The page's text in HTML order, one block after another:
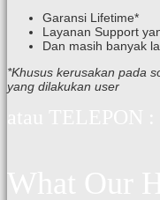
Garansi Lifetime*
Layanan Support
Dan masih banyak
*Khusus kerusakan pada
yang dilakukan user